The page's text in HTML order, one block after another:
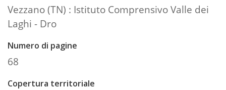
Vezzano (TN) : Istituto Comprensivo Valle dei
Laghi - Dro
Numero di pagine
68
Copertura territoriale